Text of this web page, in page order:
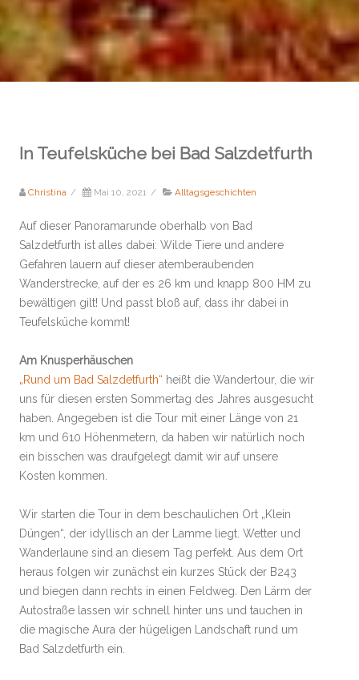
In Teufelsküche bei Bad Salzdetfurth
Christina / Mai 10, 2021 / Alltagsgeschichten
Auf dieser Panoramarunde oberhalb von Bad
Salzdetfurth ist alles dabei: Wilde Tiere und andere
Gefahren lauern auf dieser atemberaubenden
Wanderstrecke, auf der es 26 km und knapp 800 HM zu
bewältigen gilt! Und passt bloß auf, dass ihr dabei in
Teufelsküche kommt!
Am Knusperhäuschen
„Rund um Bad Salzdetfurth“ heißt die Wandertour, die wir
uns für diesen ersten Sommertag des Jahres ausgesucht
haben. Angegeben ist die Tour mit einer Länge von 21
km und 610 Höhenmetern, da haben wir natürlich noch
ein bisschen was draufgelegt damit wir auf unsere
Kosten kommen.
Wir starten die Tour in dem beschaulichen Ort „Klein
Düngen“, der idyllisch an der Lamme liegt. Wetter und
Wanderlaune sind an diesem Tag perfekt. Aus dem Ort
heraus folgen wir zunächst ein kurzes Stück der B243
und biegen dann rechts in einen Feldweg. Den Lärm der
Autostraße lassen wir schnell hinter uns und tauchen in
die magische Aura der hügeligen Landschaft rund um
Bad Salzdetfurth ein.